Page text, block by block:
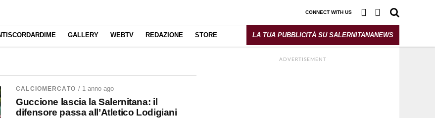
CONNECT WITH US
GALLERY WEBTV REDAZIONE STORE LA TUA PUBBLICITÀ SU SALERNITANANEWS
CALCIOMERCATO / 1 anno ago
Guccione lascia la Salernitana: il
difensore passa all’Atletico Lodigiani
ADVERTISEMENT